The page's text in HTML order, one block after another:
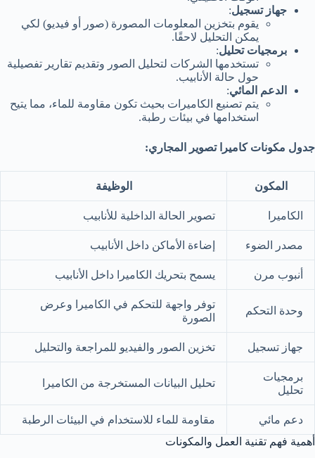
جهاز تسجيل:
يقوم بتخزين المعلومات المصورة (صور أو فيديو) لكي
يمكن التحليل لاحقًا.
برمجيات تحليل:
تستخدمها الشركات لتحليل الصور وتقديم تقارير تفصيلية
حول حالة الأنابيب.
الدعم المائي:
يتم تصنيع الكاميرات بحيث تكون مقاومة للماء، مما يتيح
استخدامها في بيئات رطبة.
جدول مكونات كاميرا تصوير المجاري:
المكون الوظيفة
الكاميرا تصوير الحالة الداخلية للأنابيب
مصدر الضوء إضاءة الأماكن داخل الأنابيب
أنبوب مرن يسمح بتحريك الكاميرا داخل الأنابيب
وحدة التحكم
توفر واجهة للتحكم في الكاميرا وعرض
الصورة
جهاز تسجيل تخزين الصور والفيديو للمراجعة والتحليل
برمجيات
تحليل
تحليل البيانات المستخرجة من الكاميرا
دعم مائي
مقاومة للماء للاستخدام في البيئات الرطبة
أهمية فهم تقنية العمل والمكونات